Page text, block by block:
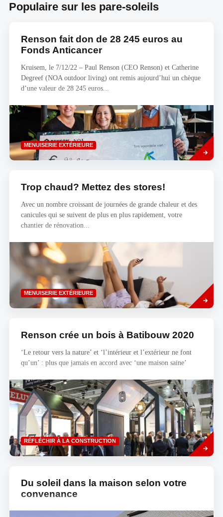
Populaire sur les pare-soleils
Renson fait don de 28 245 euros au
Fonds Anticancer
Kruisem, le 7/12/22 – Paul Renson (CEO Renson) et Catherine
Degreef (NOA outdoor living) ont remis aujourd’hui un chèque
d’une valeur de 28 245 euros...
MENUISERIE EXTÉRIEURE
Savoir
plus
Trop chaud? Mettez des stores!
Avec un nombre croissant de journées de grande chaleur et des
canicules qui se suivent de plus en plus rapidement, votre
chantier de rénovation...
MENUISERIE EXTÉRIEURE
Read
more
Renson crée un bois à Batibouw 2020
‘Le retour vers la nature’ et ‘l’intérieur et l’extérieur ne font
qu’un’ : plus que jamais en accord avec ‘une maison saine’
RÉFLÉCHIR À LA CONSTRUCTION
Savoir
plus
Du soleil dans la maison selon votre
convenance